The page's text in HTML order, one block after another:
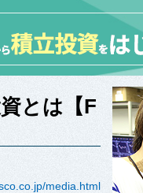
とは【F
media.html